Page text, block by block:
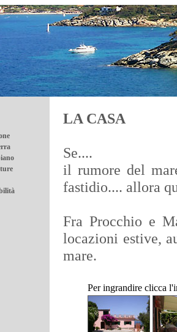
LA CASA
Se....
il rumore del
fastidio.... allora
Fra Procchio e
locazioni estive,
mare.
Per ingrandire clicca